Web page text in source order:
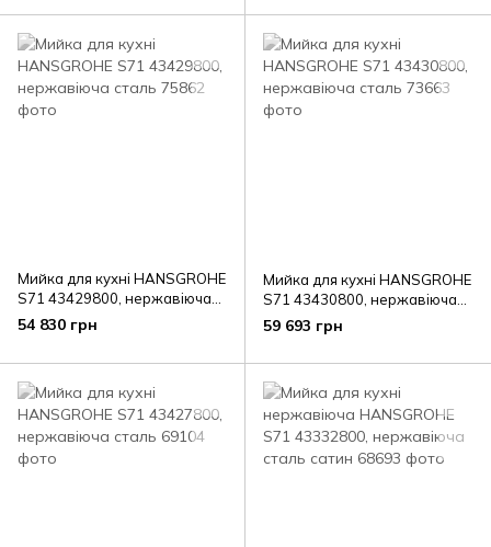
Мийка для кухні HANSGROHE
S71 43429800, нержавіюча
сталь
54 830 грн
Мийка для кухні HANSGROHE
S71 43430800, нержавіюча
сталь
59 693 грн